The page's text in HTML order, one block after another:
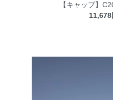
【キャップ】